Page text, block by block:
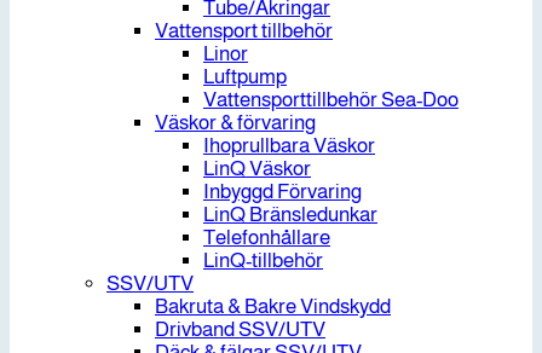
Tube/Åkringar
Vattensport tillbehör
Linor
Luftpump
Vattensporttillbehör Sea-Doo
Väskor & förvaring
Ihoprullbara Väskor
LinQ Väskor
Inbyggd Förvaring
LinQ Bränsledunkar
Telefonhållare
LinQ-tillbehör
SSV/UTV
Bakruta & Bakre Vindskydd
Drivband SSV/UTV